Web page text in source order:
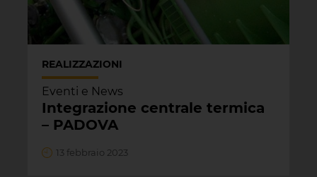
REALIZZAZIONI
Eventi e News
13 febbraio 2023
Integrazione centrale termica
– PADOVA